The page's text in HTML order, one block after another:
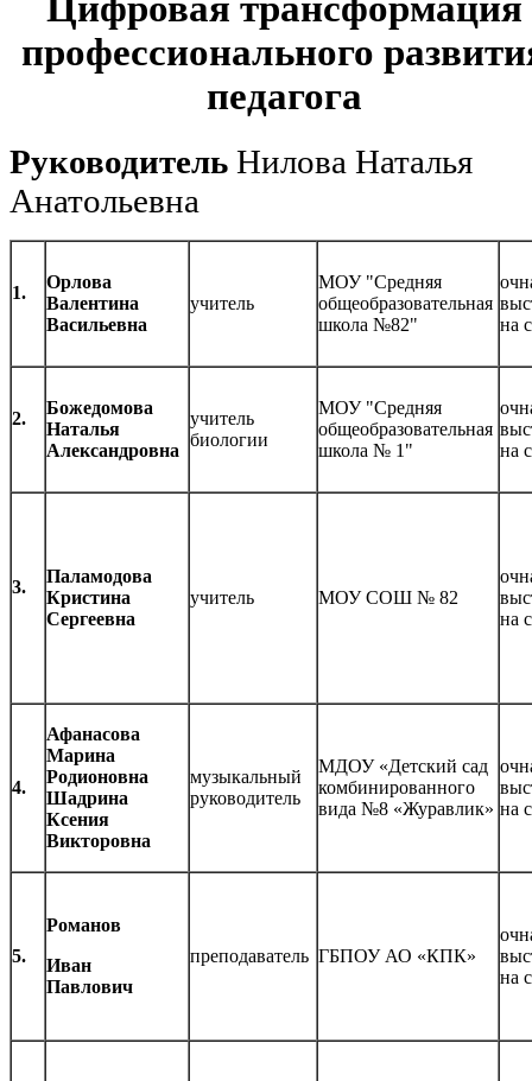
Цифровая трансформация
профессионального
педагога
Руководитель Нилова Наталья
Анатольевна
1.
Орлова
Валентина
Васильевна
учитель
МОУ "Средняя
общеобразовательная
школа №82"
на
2.
Божедомова
Наталья
Александровна
учитель
биологии
МОУ "Средняя
общеобразовательная
школа № 1"
на
3.
Паламодова
Кристина
Сергеевна
учитель МОУ СОШ № 82
на
4.
Афанасова
Марина
Родионовна
Шадрина
Ксения
Викторовна
музыкальный
руководитель
МДОУ «Детский сад
комбинированного
вида №8 «Журавлик» на
5.
Романов
Иван
Павлович
преподаватель ГБПОУ АО «КПК»
на